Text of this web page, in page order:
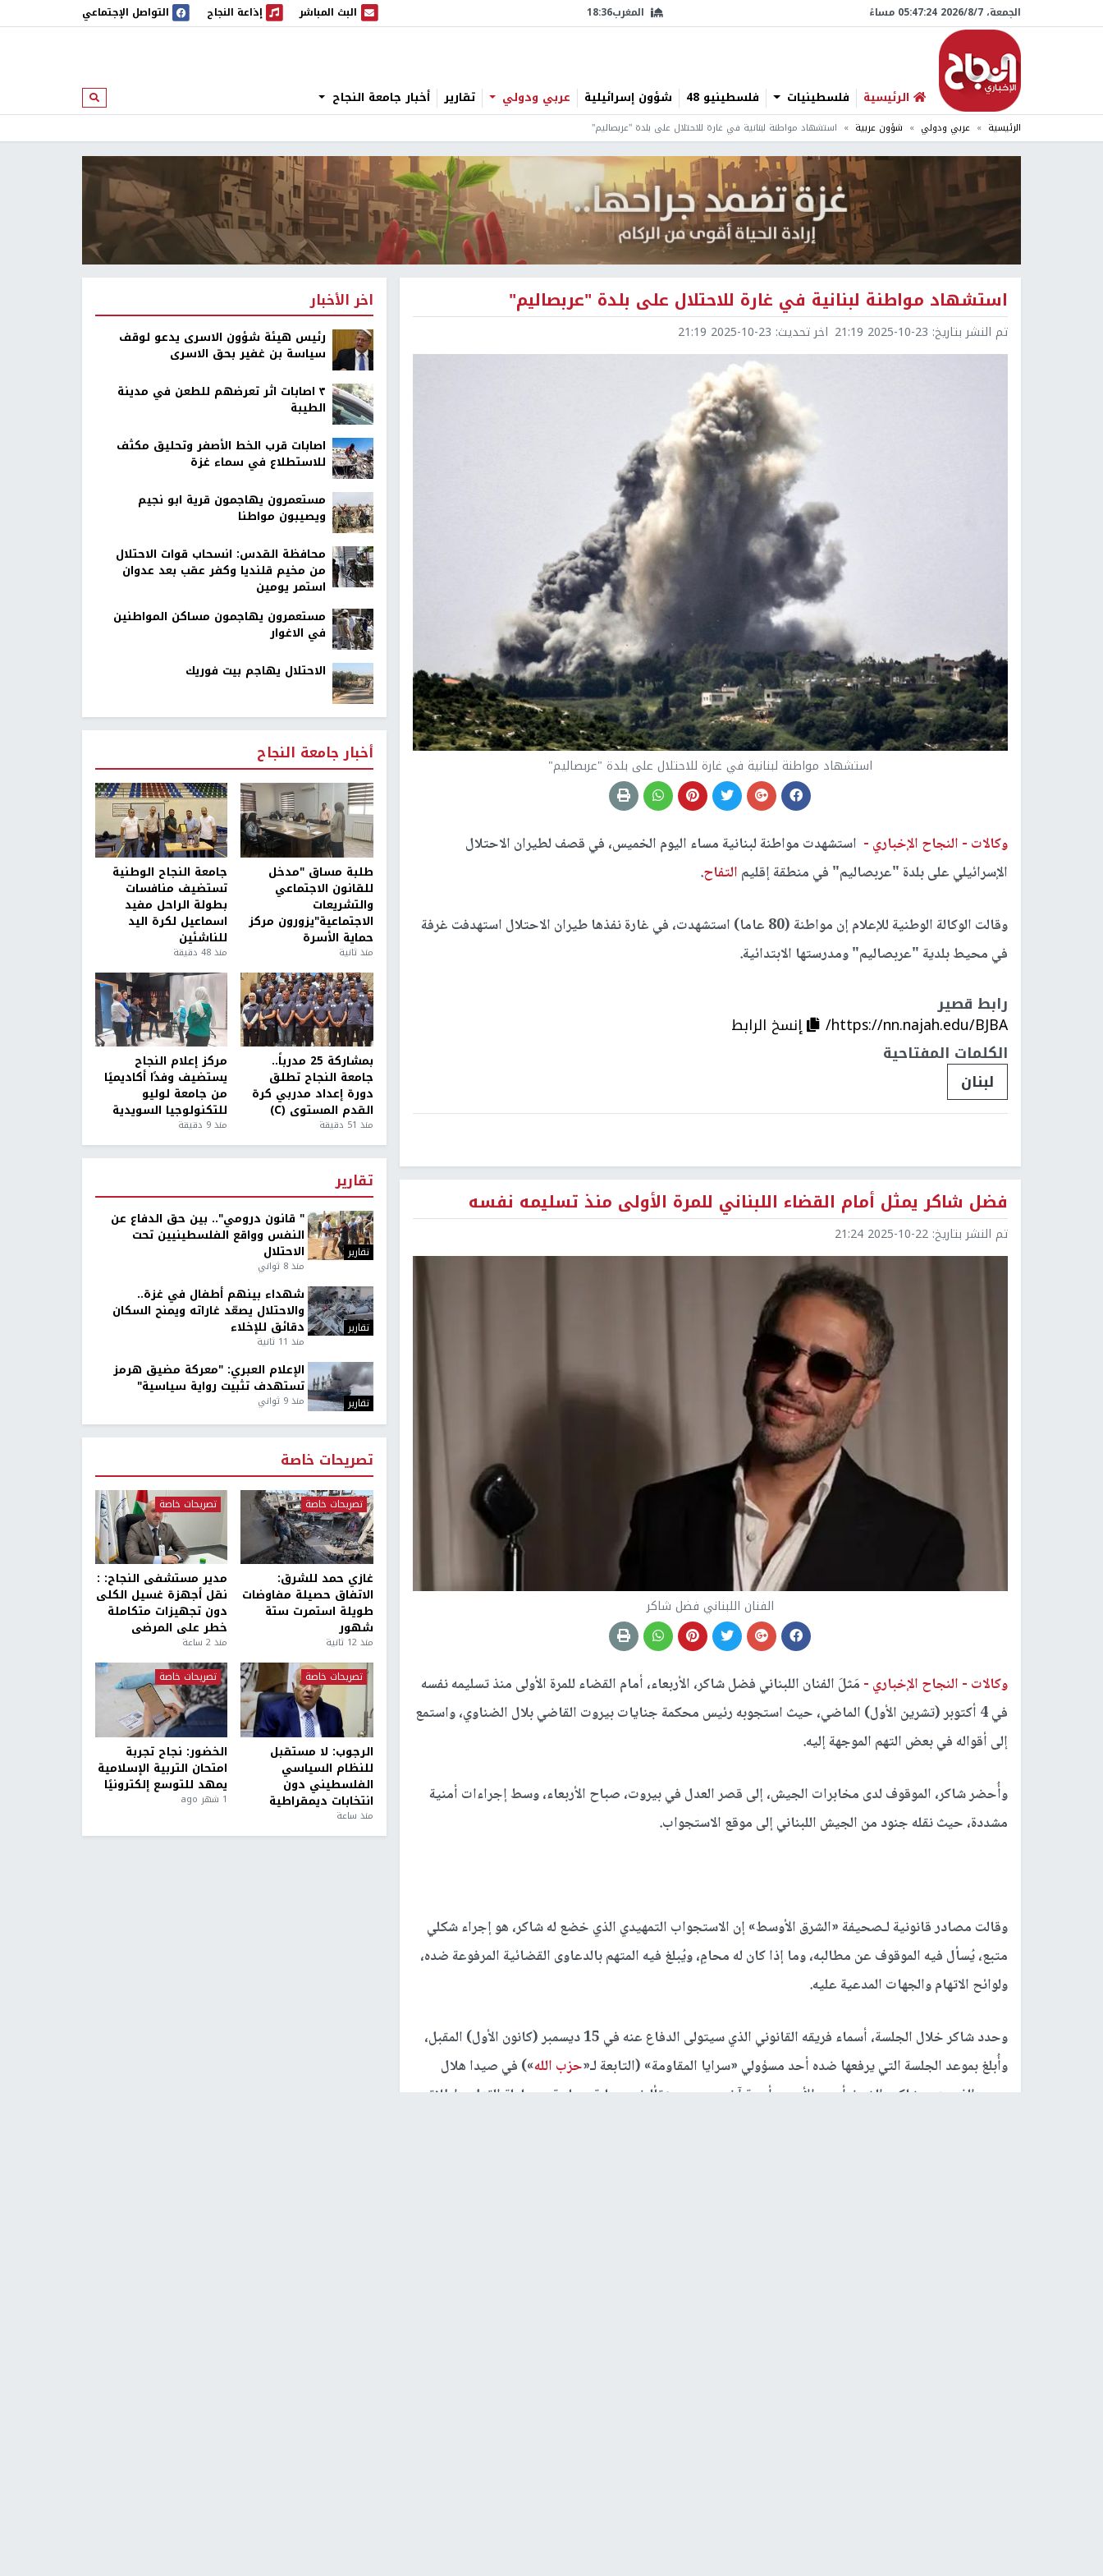
الجمعة، 7/‏8/‏2026 05:47:25 مساءً المغرب18:36 البث المباشر
البث المباشر إذاعة النجاح
إذاعة النجاح التواصل الإجتماعي
الرئيسية فلسطينيات فلسطينيو 48 شؤون إسرائيلية عربي ودولي تقارير أخبار جامعة النجاح ابحث
الرئيسية عربي ودولي شؤون عربية استشهاد مواطنة لبنانية في غارة للاحتلال على بلدة "عربصاليم"
استشهاد مواطنة لبنانية في غارة للاحتلال على بلدة "عربصاليم"
تم النشر بتاريخ: 2025-10-23 21:19 اخر تحديث: 2025-10-23 21:19
استشهاد مواطنة لبنانية في غارة للاحتلال على بلدة "عربصاليم"
وكالات - النجاح الإخباري - استشهدت مواطنة لبنانية مساء اليوم الخميس، في قصف لطيران الاحتلال
الإسرائيلي على بلدة "عربصاليم" في منطقة إقليم التفاح.
وقالت الوكالة الوطنية للإعلام إن مواطنة (80 عاما) استشهدت، في غارة نفذها طيران الاحتلال استهدفت غرفة
في محيط بلدية "عربصاليم" ومدرستها الابتدائية.
رابط قصير
https://nn.najah.edu/BJBA/
إنسخ الرابط
الكلمات المفتاحية
لبنان
فضل شاكر يمثل أمام القضاء اللبناني للمرة الأولى منذ تسليمه نفسه
تم النشر بتاريخ: 2025-10-22 21:24
الفنان اللبناني فضل شاكر
وكالات - النجاح الإخباري - مَثلَ الفنان اللبناني فضل شاكر، الأربعاء، أمام القضاء للمرة الأولى منذ تسليمه نفسه
في 4 أكتوبر (تشرين الأول) الماضي، حيث استجوبه رئيس محكمة جنايات بيروت القاضي بلال الضناوي، واستمع
إلى أقواله في بعض التهم الموجهة إليه.
وأُحضر شاكر، الموقوف لدى مخابرات الجيش، إلى قصر العدل في بيروت، صباح الأربعاء، وسط إجراءات أمنية
مشددة، حيث نقله جنود من الجيش اللبناني إلى موقع الاستجواب.
وقالت مصادر قانونية لـصحيفة «الشرق الأوسط» إن الاستجواب التمهيدي الذي خضع له شاكر، هو إجراء شكلي
متبع، يُسأل فيه الموقوف عن مطالبه، وما إذا كان له محامٍ، ويُبلغ فيه المتهم بالدعاوى القضائية المرفوعة ضده،
ولوائح الاتهام والجهات المدعية عليه.
وحدد شاكر خلال الجلسة، أسماء فريقه القانوني الذي سيتولى الدفاع عنه في 15 ديسمبر (كانون الأول) المقبل،
وأُبلغ بموعد الجلسة التي يرفعها ضده أحد مسؤولي «سرايا المقاومة» (التابعة لـ«حزب الله») في صيدا هلال
حمود الذي يتهم شاكر والشيخ أحمد الأسير وأربعة آخرين، بجرم «تأليف عصابة مسلحة ومحاولة القتل، وإطلاق
اخر الأخبار
رئيس هيئة شؤون الاسرى يدعو لوقف
سياسة بن غفير بحق الاسرى
٣ اصابات اثر تعرضهم للطعن في مدينة
الطيبة
اصابات قرب الخط الأصفر وتحليق مكثف
للاستطلاع في سماء غزة
مستعمرون يهاجمون قرية ابو نجيم
ويصيبون مواطنا
محافظة القدس: انسحاب قوات الاحتلال
من مخيم قلنديا وكفر عقب بعد عدوان
استمر يومين
مستعمرون يهاجمون مساكن المواطنين
في الاغوار
الاحتلال يهاجم بيت فوريك
أخبار جامعة النجاح
طلبة مساق "مدخل
للقانون الاجتماعي
والتشريعات
الاجتماعية"يزورون مركز
حماية الأسرة
منذ ثانية
جامعة النجاح الوطنية
تستضيف منافسات
بطولة الراحل مفيد
اسماعيل لكرة اليد
للناشئين
منذ 48 دقيقة
بمشاركة 25 مدرباً..
جامعة النجاح تطلق
دورة إعداد مدربي كرة
القدم المستوى (C)
منذ 51 دقيقة
مركز إعلام النجاح
يستضيف وفدًا أكاديميًا
من جامعة لوليو
للتكنولوجيا السويدية
منذ 9 دقيقة
تقارير
تقارير
" قانون درومي".. بين حق الدفاع عن
النفس وواقع الفلسطينيين تحت
الاحتلال
منذ 8 ثواني
تقارير
شهداء بينهم أطفال في غزة..
والاحتلال يصعّد غاراته ويمنح السكان
دقائق للإخلاء
منذ 11 ثانية
تقارير
الإعلام العبري: "معركة مضيق هرمز
تستهدف تثبيت رواية سياسية"
منذ 9 ثواني
تصريحات خاصة
تصريحات خاصة
غازي حمد للشرق:
الاتفاق حصيلة مفاوضات
طويلة استمرت ستة
شهور
منذ 12 ثانية
تصريحات خاصة
مدير مستشفى النجاح: :
نقل أجهزة غسيل الكلى
دون تجهيزات متكاملة
خطر على المرضى
منذ 2 ساعة
تصريحات خاصة
الرجوب: لا مستقبل
للنظام السياسي
الفلسطيني دون
انتخابات ديمقراطية
منذ ساعة
تصريحات خاصة
الخضور: نجاح تجربة
امتحان التربية الإسلامية
يمهد للتوسع إلكترونيًا
1 شهر ago